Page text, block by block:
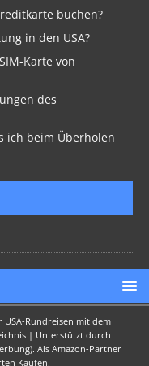
buchen?
in den USA?
Karte von
des
ich beim Überholen
USA-Rundreisen mit dem
| Unterstützt durch
Als Amazon-Partner
Käufen.